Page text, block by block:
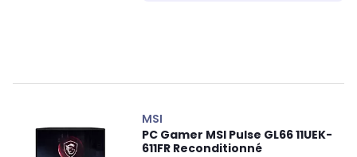
MSI
PC Gamer MSI Pulse GL66 11UEK-
611FR Reconditionné